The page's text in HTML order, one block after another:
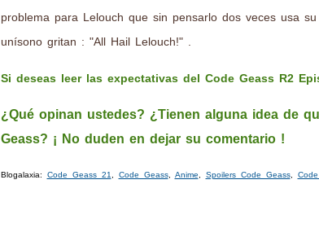
problema para Lelouch que sin pensarlo dos veces usa
unísono gritan : "All Hail Lelouch!" .
Si deseas leer las expectativas del Code Geass R2
¿Qué opinan ustedes? ¿Tienen alguna idea de
Geass? ¡ No duden en dejar su comentario !
Blogalaxia: Code Geass 21 Code Geass, Anime Spoilers Code Geass,